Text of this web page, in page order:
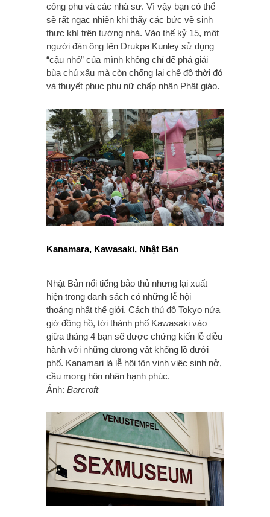
công phu và các nhà sư. Vì vậy bạn có thể
sẽ rất ngạc nhiên khi thấy các bức vẽ sinh
thực khí trên tường nhà. Vào thế kỷ 15, một
người đàn ông tên Drukpa Kunley sử dụng
“cậu nhỏ” của mình không chỉ để phá giải
bùa chú xấu mà còn chống lại chế độ thời đó
và thuyết phục phụ nữ chấp nhận Phật giáo.
Kanamara, Kawasaki, Nhật Bản
Nhật Bản nổi tiếng bảo thủ nhưng lại xuất
hiện trong danh sách có những lễ hội
thoáng nhất thế giới. Cách thủ đô Tokyo nửa
giờ đồng hồ, tới thành phố Kawasaki vào
giữa tháng 4 bạn sẽ được chứng kiến lễ diễu
hành với những dương vật khổng lồ dưới
phố. Kanamari là lễ hội tôn vinh việc sinh nở,
cầu mong hôn nhân hạnh phúc.
Ảnh: Barcroft